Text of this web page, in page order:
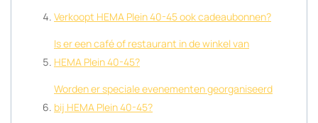
Verkoopt HEMA Plein 40-45 ook cadeaubonnen?
Is er een café of restaurant in de winkel van
HEMA Plein 40-45?
Worden er speciale evenementen georganiseerd
bij HEMA Plein 40-45?